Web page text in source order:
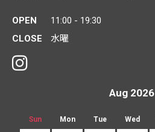
OPEN
11:00 - 19:30
CLOSE
水曜
Aug 2026
Sun Mon Tue Wed